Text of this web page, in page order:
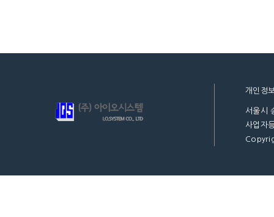
개인정
서울시
사업자